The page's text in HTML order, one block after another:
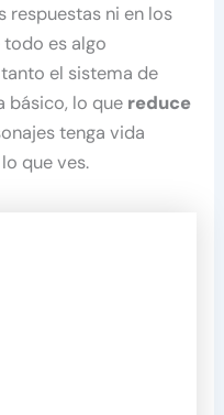
respuestas ni en los
es algo
el sistema de
básico, lo que reduce
tenga vida
que ves.